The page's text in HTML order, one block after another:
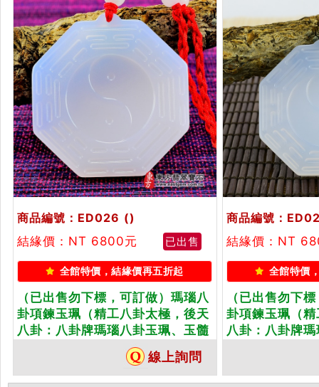
商品編號：ED026 ()
結緣價：NT 6800元
已出售
全館特價，結緣價再五折起
（已出售勿下標，可訂做）瑪瑙八
卦項鍊玉珮（精工八卦太極，後天
八卦：八卦牌瑪瑙八卦玉珮、玉髓
八卦玉墜）。天然瑪瑙玉髓八卦，
ED026。客製化訂做各種瑪瑙玉髓
八卦吊墜玉珮項鍊。★東方翡翠寶
線上詢問
商品編號：
結緣價：NT
全館特價
（已出售勿下
卦項鍊玉珮（
八卦：八卦牌
八卦吊墜玉珮